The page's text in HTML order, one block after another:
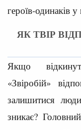
героїв-одинаків у
ЯК ТВІР
Якщо
«Звіробій»
залишитися
зникає?